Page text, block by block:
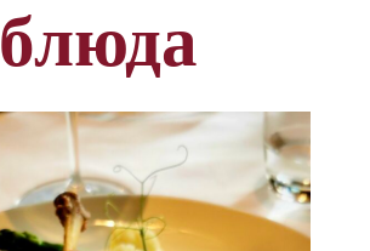
блюда